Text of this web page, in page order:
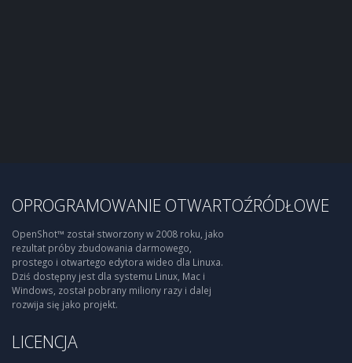
OPROGRAMOWANIE OTWARTOŹRÓDŁOWE
OpenShot™ został stworzony w 2008 roku, jako
rezultat próby zbudowania darmowego,
prostego i otwartego edytora wideo dla Linuxa.
Dziś dostępny jest dla systemu Linux, Mac i
Windows, został pobrany miliony razy i dalej
rozwija się jako projekt.
LICENCJA